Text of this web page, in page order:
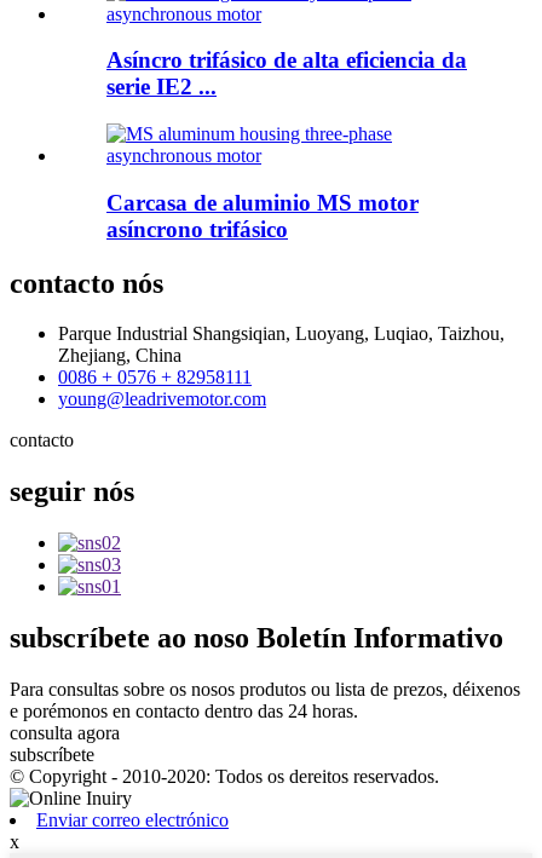
Asíncro trifásico de alta eficiencia da
serie IE2 ...
Carcasa de aluminio MS motor
asíncrono trifásico
contacto nós
Parque Industrial Shangsiqian, Luoyang, Luqiao, Taizhou,
Zhejiang, China
0086 + 0576 + 82958111
young@leadrivemotor.com
contacto
seguir nós
subscríbete ao noso Boletín Informativo
Para consultas sobre os nosos produtos ou lista de prezos, déixenos
e porémonos en contacto dentro das 24 horas.
consulta agora
subscríbete
© Copyright - 2010-2020: Todos os dereitos reservados.
Enviar correo electrónico
x